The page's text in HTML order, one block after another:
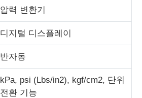
압력 변환기
디지털 디스플레이
반자동
kPa, psi (Lbs/in2), kgf/cm2, 단위
전환 기능